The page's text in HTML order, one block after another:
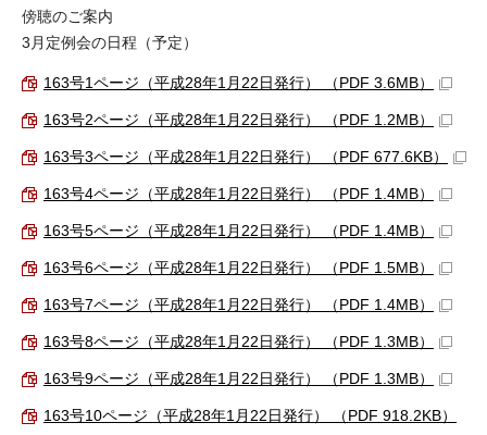
傍聴のご案内
3月定例会の日程（予定）
163号1ページ（平成28年1月22日発行） （PDF 3.6MB）
163号2ページ（平成28年1月22日発行） （PDF 1.2MB）
163号3ページ（平成28年1月22日発行） （PDF 677.6KB）
163号4ページ（平成28年1月22日発行） （PDF 1.4MB）
163号5ページ（平成28年1月22日発行） （PDF 1.4MB）
163号6ページ（平成28年1月22日発行） （PDF 1.5MB）
163号7ページ（平成28年1月22日発行） （PDF 1.4MB）
163号8ページ（平成28年1月22日発行） （PDF 1.3MB）
163号9ページ（平成28年1月22日発行） （PDF 1.3MB）
163号10ページ（平成28年1月22日発行） （PDF 918.2KB）